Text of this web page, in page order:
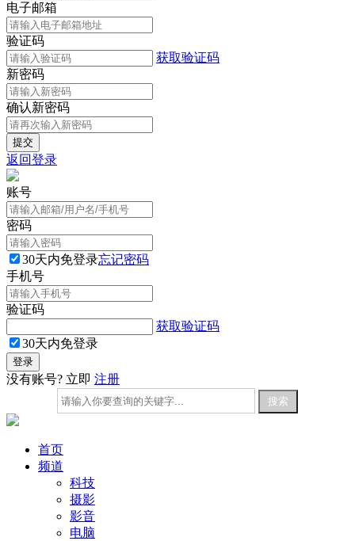
电子邮箱
验证码
获取验证码
新密码
确认新密码
返回登录
账号
密码
30天内免登录忘记密码
手机号
验证码
获取验证码
30天内免登录
没有账号? 立即 注册
首页
频道
科技
摄影
影音
电脑